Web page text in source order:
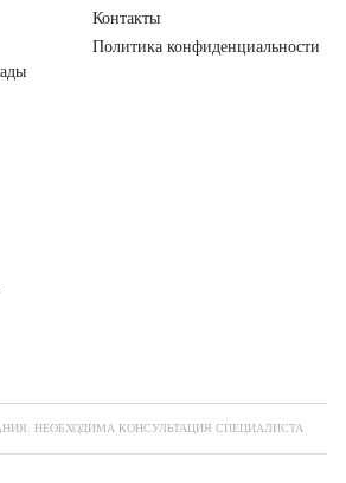
Контакты
Политика конфиденциальности
НЕОБХОДИМА КОНСУЛЬТАЦИЯ СПЕЦИАЛИСТА